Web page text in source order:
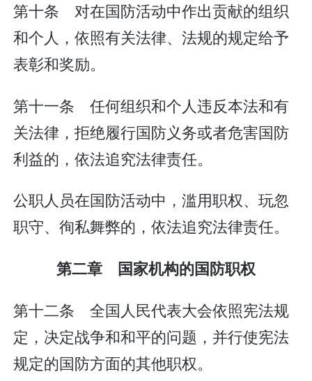
第十条 对在国防活动中作出贡献的组织
和个人，依照有关法律、法规的规定给予
表彰和奖励。
第十一条 任何组织和个人违反本法和有
关法律，拒绝履行国防义务或者危害国防
利益的，依法追究法律责任。
公职人员在国防活动中，滥用职权、玩忽
职守、徇私舞弊的，依法追究法律责任。
第二章 国家机构的国防职权
第十二条 全国人民代表大会依照宪法规
定，决定战争和和平的问题，并行使宪法
规定的国防方面的其他职权。